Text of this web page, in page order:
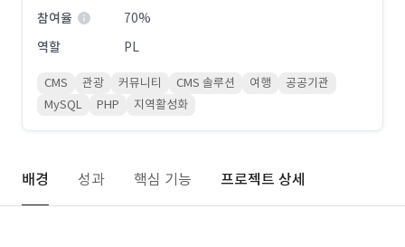
참여율
70%
역할
PL
CMS 관광 커뮤니티 CMS 솔루션 여행
공공기관
MySQL
PHP 지역활성화
배경 성과 핵심 기능 프로젝트 상세